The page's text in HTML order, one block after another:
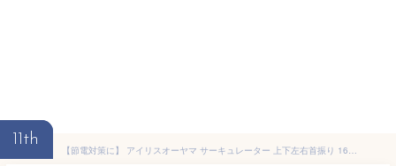
11th
【節電対策に】 アイリスオーヤマ サーキュレーター 上下左右首振り 16畳 リモコン付き PCF-BC15T-W ホワイト